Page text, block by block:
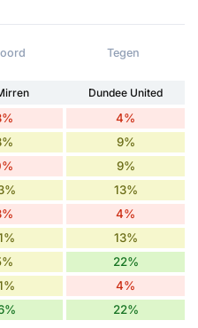
Tegen
Dundee United
4%
9%
9%
13%
4%
13%
22%
4%
22%